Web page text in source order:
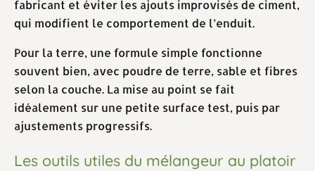
fabricant et éviter les ajouts improvisés de ciment,
qui modifient le comportement de l’enduit.
Pour la terre, une formule simple fonctionne
souvent bien, avec poudre de terre, sable et fibres
selon la couche. La mise au point se fait
idéalement sur une petite surface test, puis par
ajustements progressifs.
Les outils utiles du mélangeur au platoir